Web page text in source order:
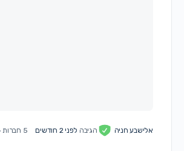
אלישבע חניה הגיבהלפני 2 חודשים 5 חברות ·